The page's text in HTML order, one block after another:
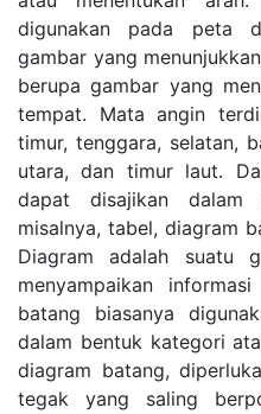
digunakan pada peta
gambar yang
berupa gambar yang
tempat. Mata angin
timur, tenggara, selatan,
utara, dan timur laut.
dapat disajikan dalam
misalnya, tabel, diagram
Diagram adalah suatu
menyampaikan
batang biasanya
dalam bentuk kategori
diagram batang,
tegak yang saling